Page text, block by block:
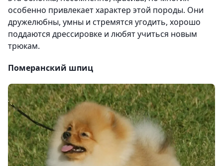
особенно привлекает характер этой породы. Они
дружелюбны, умны и стремятся угодить, хорошо
поддаются дрессировке и любят учиться новым
трюкам.
Померанский шпиц